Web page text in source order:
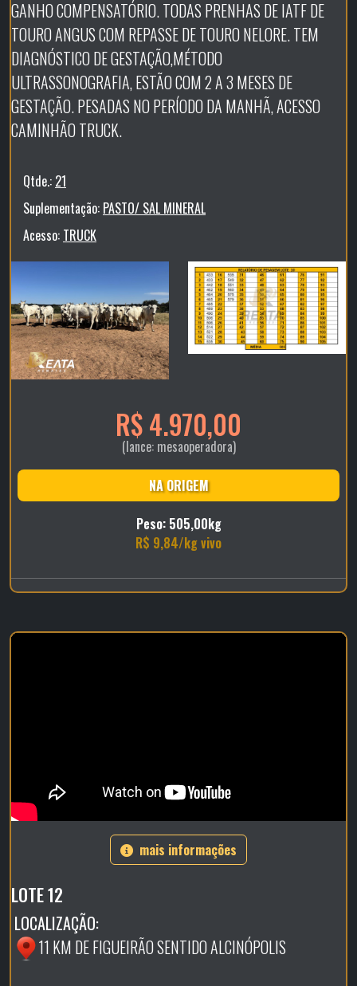
GANHO COMPENSATÓRIO. TODAS PRENHAS DE IATF DE
TOURO ANGUS COM REPASSE DE TOURO NELORE. TEM
DIAGNÓSTICO DE GESTAÇÃO,MÉTODO
ULTRASSONOGRAFIA, ESTÃO COM 2 A 3 MESES DE
GESTAÇÃO. PESADAS NO PERÍODO DA MANHÃ, ACESSO
CAMINHÃO TRUCK.
Qtde.: 21
Suplementação: PASTO/ SAL MINERAL
Acesso: TRUCK
R$ 4.970,00
(lance: mesaoperadora)
NA ORIGEM
Peso: 505,00kg
R$ 9,84/kg vivo
mais informações
LOTE 12
LOCALIZAÇÃO:
11 KM DE FIGUEIRÃO SENTIDO ALCINÓPOLIS